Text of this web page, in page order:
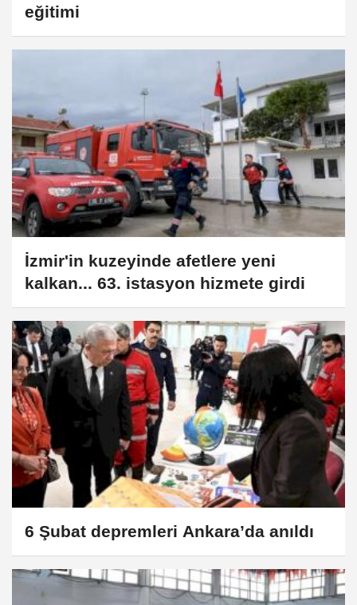
eğitimi
İzmir'in kuzeyinde afetlere yeni
kalkan... 63. istasyon hizmete girdi
6 Şubat depremleri Ankara’da anıldı